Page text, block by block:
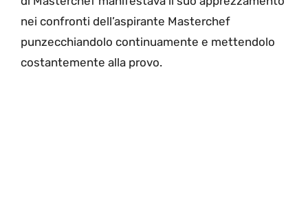
nei confronti dell’aspirante Masterchef
punzecchiandolo continuamente e mettendolo
costantemente alla provo.